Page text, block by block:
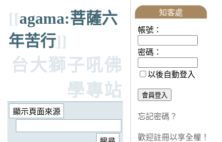
[[agama:菩薩六
年苦行]]
台大獅子吼佛
學專站
知客處
帳號：
密碼：
以後自動登入
忘記密碼？
歡迎註冊以享全權！